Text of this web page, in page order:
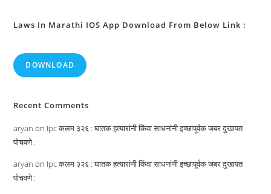
Laws In Marathi IOS App Download From Below Link :
DOWNLOAD
Recent Comments
aryan on Ipc कलम ३२६ : घातक हत्यारांनी किंवा साधनांनी इच्छापूर्वक जबर दुखापत
पोचवणे :
aryan on Ipc कलम ३२६ : घातक हत्यारांनी किंवा साधनांनी इच्छापूर्वक जबर दुखापत
पोचवणे :